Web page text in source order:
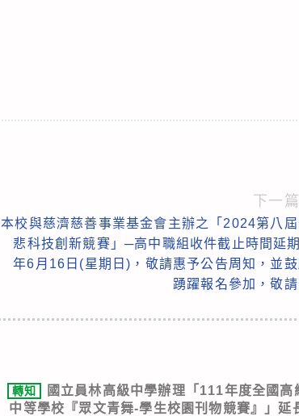
下一
本校與慈濟慈善事業基金會主辦之「2024第八
悲科技創新競賽」─高中職組收件截止時間延
年6月16日(星期日)，敬請惠予公告周知，並
踴躍報名參加，敬請
轉知
國立員林高級中學辦理「111年度全國高
中等學校『眾文青舞-學生校園刊物競賽』」延